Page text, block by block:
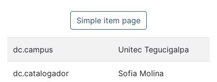
Simple item page
dc.campus Unitec Tegucigalpa
dc.catalogador Sofia Molina